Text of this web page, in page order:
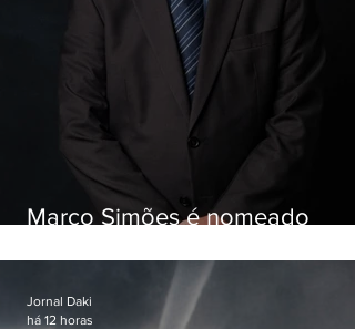
Marco Simões é nomeado
Jornal Daki
há 12 horas